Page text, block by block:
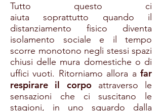
Tutto questo ci
aiuta soprattutto quando il
distanziamento fisico diventa
isolamento sociale e il tempo
scorre monotono negli stessi spazi
chiusi delle mura domestiche o di
uffici vuoti. Ritorniamo allora a far
respirare il corpoattraverso le
sensazioni che ci suscitano le
stagioni, in uno sguardo dalla